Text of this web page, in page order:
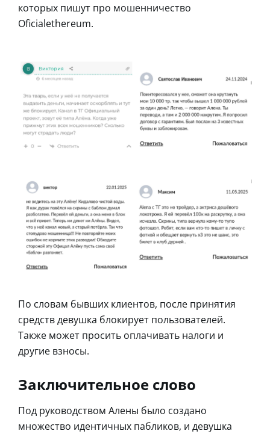
которых пишут про мошенничество
Oficialethereum.
По словам бывших клиентов, после принятия
средств девушка блокирует пользователей.
Также может просить оплачивать налоги и
другие взносы.
Заключительное слово
Под руководством Алены было создано
множество идентичных пабликов, и девушка